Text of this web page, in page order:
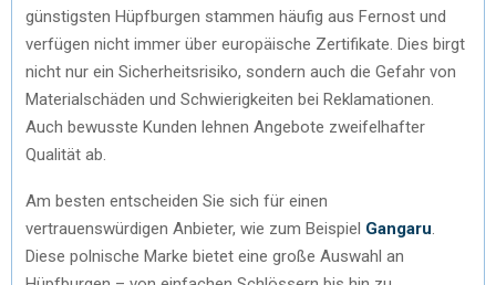
günstigsten Hüpfburgen stammen häufig aus Fernost und
verfügen nicht immer über europäische Zertifikate. Dies birgt
nicht nur ein Sicherheitsrisiko, sondern auch die Gefahr von
Materialschäden und Schwierigkeiten bei Reklamationen.
Auch bewusste Kunden lehnen Angebote zweifelhafter
Qualität ab.
Am besten entscheiden Sie sich für einen
vertrauenswürdigen Anbieter, wie zum Beispiel Gangaru
Diese polnische Marke bietet eine große Auswahl an